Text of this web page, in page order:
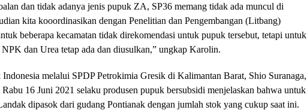
dan tidak adanya jenis pupuk ZA, SP36 memang tidak ada muncul di
kita kooordinasikan dengan Penelitian dan Pengembangan (Litbang)
beberapa kecamatan tidak direkomendasi untuk pupuk tersebut, tetapi untuk
dan Urea tetap ada dan diusulkan,” ungkap Karolin.
Indonesia melalui SPDP Petrokimia Gresik di Kalimantan Barat, Shio Suranaga,
Rabu 16 Juni 2021 selaku produsen pupuk bersubsidi menjelaskan bahwa untuk
dipasok dari gudang Pontianak dengan jumlah stok yang cukup saat ini.